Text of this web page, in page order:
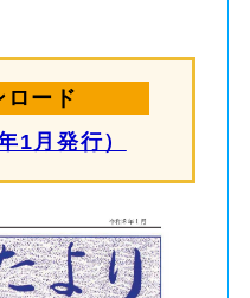
1月発行）